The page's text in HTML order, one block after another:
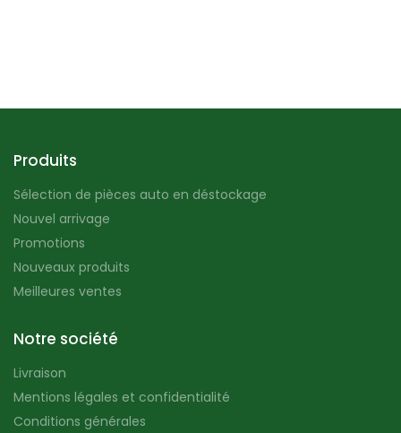
Produits
Sélection de pièces auto en déstockage
Nouvel arrivage
Promotions
Nouveaux produits
Meilleures ventes
Notre société
Livraison
Mentions légales et confidentialité
Conditions générales